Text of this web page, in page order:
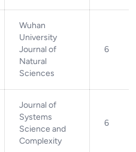
Wuhan
University
Journal of
Natural
Sciences
6
Journal of
Systems
Science and
Complexity
6